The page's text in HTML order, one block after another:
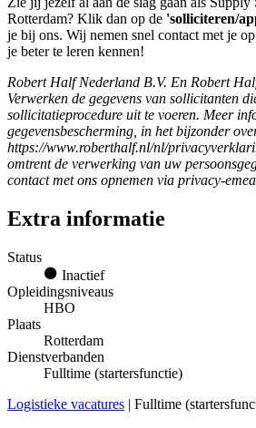
Rotterdam? Klik dan op de 'solliciteren/
je bij ons. Wij nemen snel contact met je
je beter te leren kennen!
Robert Half Nederland B.V. En Robert
Verwerken de gegevens van sollicitanten
sollicitatieprocedure uit te voeren. Meer
gegevensbescherming, in het bijzonder
https://www.roberthalf.nl/nl/
omtrent de verwerking van uw
contact met ons opnemen via privacy-
Extra informatie
Status
Inactief
Opleidingsniveaus
HBO
Plaats
Rotterdam
Dienstverbanden
Fulltime (startersfunctie)
Logistieke vacatures | Fulltime